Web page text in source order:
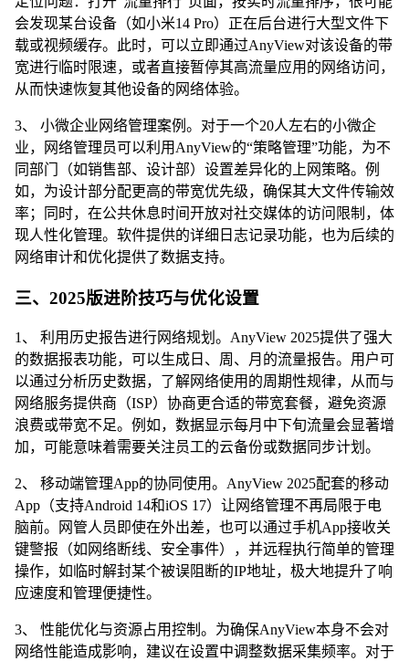
会发现某台设备（如小米14 Pro）正在后台进行大型文件下
载或视频缓存。此时，可以立即通过AnyView对该设备的带
宽进行临时限速，或者直接暂停其高流量应用的网络访问，
从而快速恢复其他设备的网络体验。
3、 小微企业网络管理案例。对于一个20人左右的小微企
业，网络管理员可以利用AnyView的“策略管理”功能，为不
同部门（如销售部、设计部）设置差异化的上网策略。例
如，为设计部分配更高的带宽优先级，确保其大文件传输效
率；同时，在公共休息时间开放对社交媒体的访问限制，体
现人性化管理。软件提供的详细日志记录功能，也为后续的
网络审计和优化提供了数据支持。
三、2025版进阶技巧与优化设置
1、 利用历史报告进行网络规划。AnyView 2025提供了强大
的数据报表功能，可以生成日、周、月的流量报告。用户可
以通过分析历史数据，了解网络使用的周期性规律，从而与
网络服务提供商（ISP）协商更合适的带宽套餐，避免资源
浪费或带宽不足。例如，数据显示每月中下旬流量会显著增
加，可能意味着需要关注员工的云备份或数据同步计划。
2、 移动端管理App的协同使用。AnyView 2025配套的移动
App（支持Android 14和iOS 17）让网络管理不再局限于电
脑前。网管人员即使在外出差，也可以通过手机App接收关
键警报（如网络断线、安全事件），并远程执行简单的管理
操作，如临时解封某个被误阻断的IP地址，极大地提升了响
应速度和管理便捷性。
3、 性能优化与资源占用控制。为确保AnyView本身不会对
网络性能造成影响，建议在设置中调整数据采集频率。对于